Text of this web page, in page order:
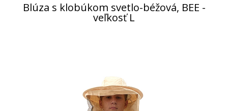
Blúza s klobúkom svetlo-béžová, BEE -
veľkosť L